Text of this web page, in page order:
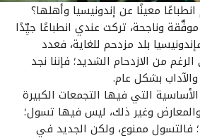
معينًا عن إندونيسيا وأهلها؟
وناجحة، تركت عندي انطباعًا جيِّدًا
بلد مزدحم للغاية، فعدد
من الازدحام الشديد؛ فإننا نجد
والآداب بشكل عام.
التي فيها التجمعات الكبيرة
وغير ذلك، ليس فيها تسول؛
فالتسول ممنوع، ولكن الجديد في